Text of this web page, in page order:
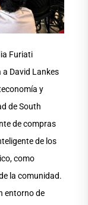
Furiati
David Lankes
y
de South
de compras
de los
como
la comunidad.
entorno de